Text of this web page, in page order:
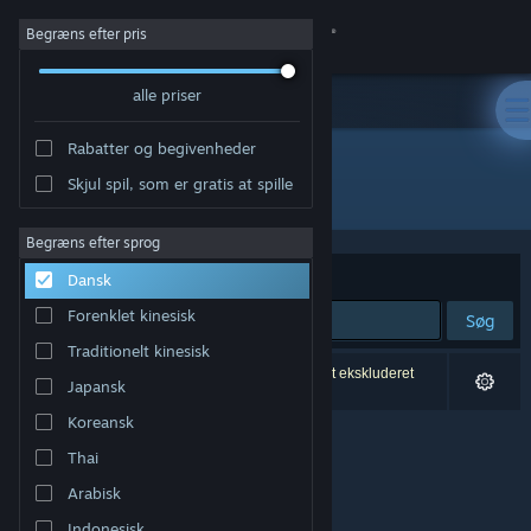
Log på
Om
Support
Skift sprog
Hent Steam-mobilappen
Vis desktop-webside
Begræns efter pris
alle priser
Rabatter og begivenheder
Skjul spil, som er gratis at spille
Begræns efter sprog
Dansk
Forenklet kinesisk
Traditionelt kinesisk
Japansk
Koreansk
Thai
Arabisk
Udvikler: RomanKitayama
Sorter efter Relevans
Søg
0 resultater matcher din søgning. 2 titler er blevet ekskluderet
baseret på dine præferencer.